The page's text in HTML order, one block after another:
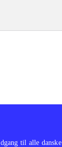
til alle danske